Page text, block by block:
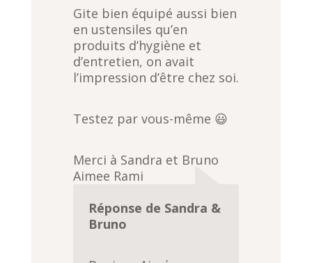
,
0
o
u
t
5
Gite bien équipé aussi bien
en ustensiles qu’en
produits d’hygiène et
d’entretien, on avait
l’impression d’être chez soi.
Testez par vous-même 😃
Merci à Sandra et Bruno
Aimee Rami
Réponse de Sandra &
Bruno